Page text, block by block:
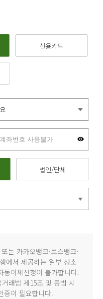
신용카드
법인/단체
는 카카오뱅크·토스뱅크·
에서 제공하는 일부 청소
동이체신청이 불가합니다.
래법 제15조 및 동법 시
증이 필요합니다.